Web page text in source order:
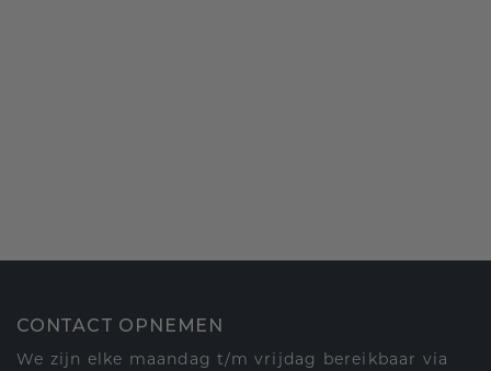
CONTACT OPNEMEN
We zijn elke maandag t/m vrijdag bereikbaar via